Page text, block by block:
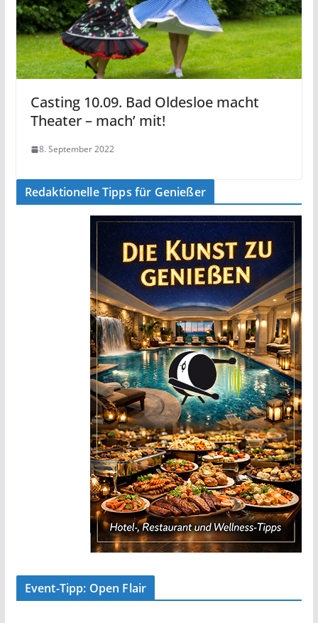
Casting 10.09. Bad Oldesloe macht
Theater – mach’ mit!
8. September 2022
Redaktionelle Tipps für Genießer
Event-Tipp: Open Flair